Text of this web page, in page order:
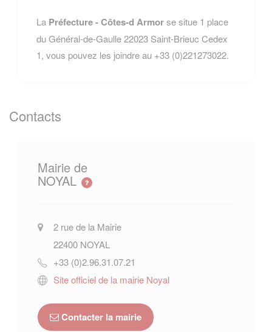
La Préfecture - Côtes-d Armorse situe 1 place
du Général-de-Gaulle 22023 Saint-Brieuc Cedex
1, vous pouvez les joindre au +33 (0)221273022.
Contacts
Mairie de
NOYAL
2 rue de la Mairie
22400 NOYAL
+33 (0)2.96.31.07.21
Site officiel de la mairie Noyal
Contacter la mairie